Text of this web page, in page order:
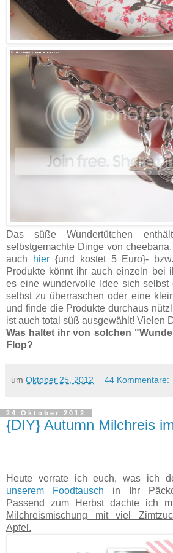
Das süße Wundertütchen
selbstgemachte Dinge von
auch hier{und kostet 5 Euro}-
Produkte könnt ihr auch einzeln bei
es eine wundervolle Idee sich selbst
selbst zu überraschen oder eine
und finde die Produkte durchaus
ist auch total süß ausgewählt! Vielen
Was haltet ihr von solchen
Flop?
um Oktober 25, 2012 44 Kommentare:
24 Oktober 2012
{DIY} Autumn Milchreis
Heute verrate ich euch, was ich
unserem Foodtausch in Ihr
Passend zum Herbst dachte ich
Milchreismischung mit viel
Apfel.